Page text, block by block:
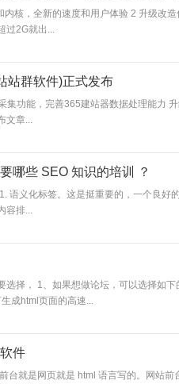
内核，全新的速度和用户体验 2 升级改
过2G就出...
站群软件)正式发布
集功能，完善365建站器数据处理能力
文章...
哪些 SEO 知识的培训 ？
语义化标签。这是挺重要的，一个良
容排...
选择， 1、如果想做论坛，可以选择如
成html页面的高速...
件
台就是网页就是 html 语言写的。网站